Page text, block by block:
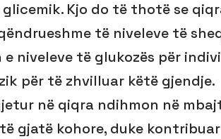
Kjo do të thotë se
të niveleve të
niveleve të glukozës për
për të zhvilluar këtë gjendje.
në qiqra ndihmon në
gjatë kohore, duke